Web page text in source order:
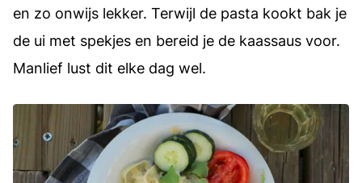
en zo onwijs lekker. Terwijl de pasta kookt bak je
de ui met spekjes en bereid je de kaassaus voor.
Manlief lust dit elke dag wel.